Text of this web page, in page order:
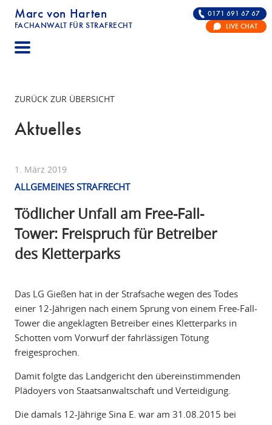
Marc von Harten
FACHANWALT FÜR STRAFRECHT
STRAFRECHT | RECHTSANWALT FÜR DIE
0171 691 67 67
LIVE CHAT
ZURÜCK ZUR ÜBERSICHT
Aktuelles
1. März 2019
ALLGEMEINES STRAFRECHT
Tödlicher Unfall am Free-Fall-
Tower: Freispruch für Betreiber
des Kletterparks
Das LG Gießen hat in der Strafsache wegen des Todes
einer 12-Jährigen nach einem Sprung von einem Free-Fall-
Tower die angeklagten Betreiber eines Kletterparks in
Schotten vom Vorwurf der fahrlässigen Tötung
freigesprochen.
Damit folgte das Landgericht den übereinstimmenden
Plädoyers von Staatsanwaltschaft und Verteidigung.
Die damals 12-Jährige Sina E. war am 31.08.2015 bei